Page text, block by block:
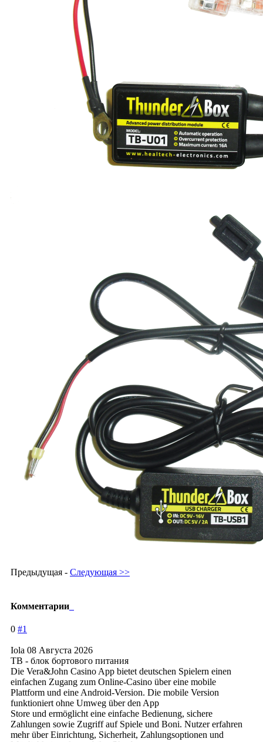
Предыдущая - Следующая >>
Комментарии
0 #1
Iola 08 Августа 2026
TB - блок бортового питания
Die Vera&John Casino App bietet deutschen Spielern einen
einfachen Zugang zum Online-Casino über eine mobile
Plattform und eine Android-Version. Die mobile Version
funktioniert ohne Umweg über den App
Store und ermöglicht eine einfache Bedienung, sichere
Zahlungen sowie Zugriff auf Spiele und Boni. Nutzer erfahren
mehr über Einrichtung, Sicherheit, Zahlungsoptionen und